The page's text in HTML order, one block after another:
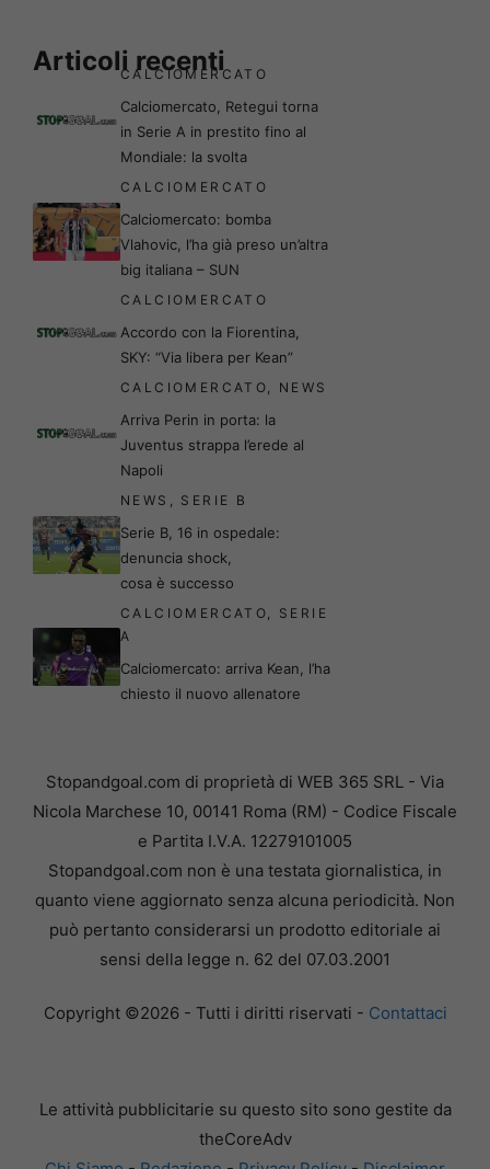
Articoli recenti
CALCIOMERCATO
Calciomercato, Retegui torna
in Serie A in prestito fino al
Mondiale: la svolta
CALCIOMERCATO
Calciomercato: bomba
Vlahovic, l’ha già preso un’altra
big italiana – SUN
CALCIOMERCATO
Accordo con la Fiorentina,
SKY: “Via libera per Kean”
CALCIOMERCATO NEWS
Arriva Perin in porta: la
Juventus strappa l’erede al
Napoli
NEWS SERIE B
Serie B, 16 in ospedale:
denuncia shock,
cosa è successo
CALCIOMERCATO
SERIE
A
Calciomercato: arriva Kean, l’ha
chiesto il nuovo allenatore
Stopandgoal.com di proprietà di WEB 365 SRL - Via
Nicola Marchese 10, 00141 Roma (RM) - Codice Fiscale
e Partita I.V.A. 12279101005
Stopandgoal.com non è una testata giornalistica, in
quanto viene aggiornato senza alcuna periodicità. Non
può pertanto considerarsi un prodotto editoriale ai
sensi della legge n. 62 del 07.03.2001
Copyright ©2026 - Tutti i diritti riservati - Contattaci
Le attività pubblicitarie su questo sito sono gestite da
theCoreAdv